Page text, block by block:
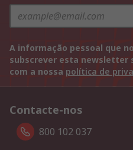
A informação pessoal que
subscrever esta newsletter
com a nossa política de
Contacte-nos
800 102 037